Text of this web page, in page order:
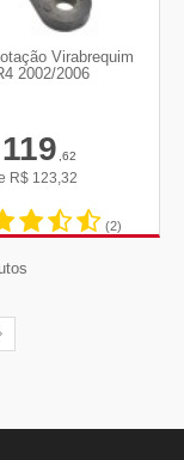
Virabrequim
2002/2006
119,62
R$ 123,32
(2)